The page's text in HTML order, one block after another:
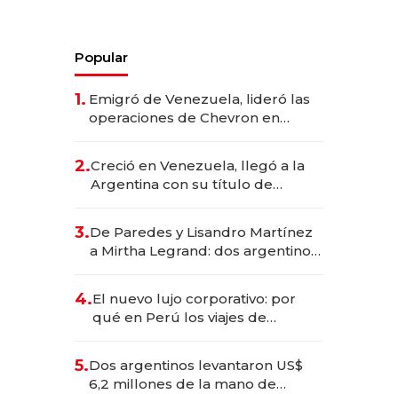
Popular
1. Emigró de Venezuela, lideró las
operaciones de Chevron en
2.Creció en Venezuela, llegó a la
Argentina con su título de
las marcas "fast premium"
3.De Paredes y Lisandro Martínez
a Mirtha Legrand: dos argentinos
4.El nuevo lujo corporativo: por
qué en Perú los viajes de
para convertirse en experiencias
transformadoras
5.Dos argentinos levantaron US$
6,2 millones de la mano de